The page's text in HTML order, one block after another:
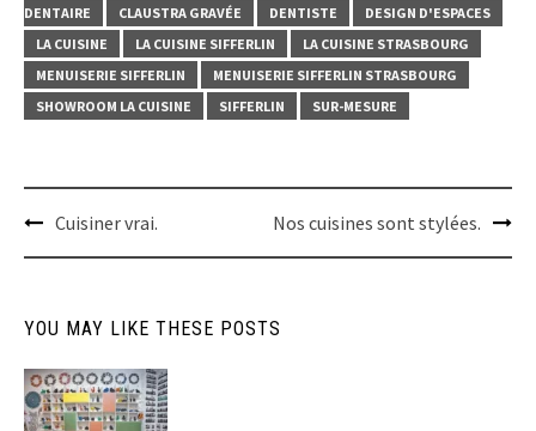
DENTAIRE
CLAUSTRA GRAVÉE DENTISTE
DESIGN D'ESPACES
LA CUISINE
LA CUISINE SIFFERLIN
LA CUISINE STRASBOURG
MENUISERIE SIFFERLIN
MENUISERIE SIFFERLIN STRASBOURG
SHOWROOM LA CUISINE
SIFFERLIN SUR-MESURE
PostCuisiner vrai. Nos cuisines sont stylées.
YOU MAY LIKE THESE POSTS